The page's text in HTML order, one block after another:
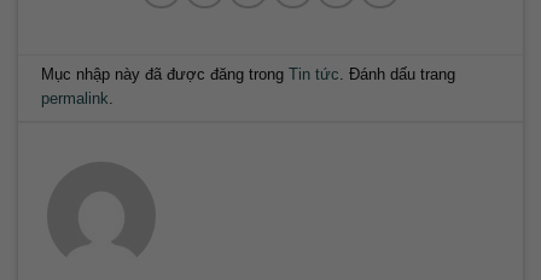
Mục nhập này đã được đăng trongTin tức. Đánh dấu trang
permalink.